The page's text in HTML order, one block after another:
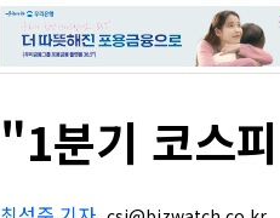
"1분기 코스